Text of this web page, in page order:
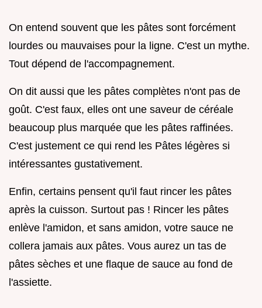
On entend souvent que les pâtes sont forcément
lourdes ou mauvaises pour la ligne. C'est un mythe.
Tout dépend de l'accompagnement.
On dit aussi que les pâtes complètes n'ont pas de
goût. C'est faux, elles ont une saveur de céréale
beaucoup plus marquée que les pâtes raffinées.
C'est justement ce qui rend les Pâtes légères si
intéressantes gustativement.
Enfin, certains pensent qu'il faut rincer les pâtes
après la cuisson. Surtout pas ! Rincer les pâtes
enlève l'amidon, et sans amidon, votre sauce ne
collera jamais aux pâtes. Vous aurez un tas de
pâtes sèches et une flaque de sauce au fond de
l'assiette.